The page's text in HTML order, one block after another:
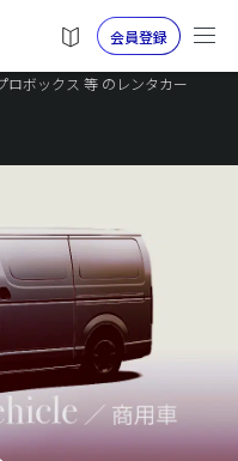
会員登録
ロボックス 等 のレンタカー